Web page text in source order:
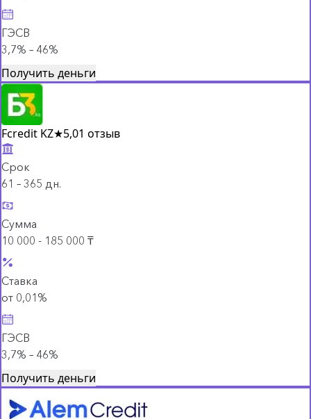
ГЭСВ
3,7% – 46%
Получить деньги
Fcredit KZ★5,01 отзыв
Срок
61 – 365 дн.
Сумма
10 000 - 185 000 ₸
Ставка
от 0,01%
ГЭСВ
3,7% – 46%
Получить деньги